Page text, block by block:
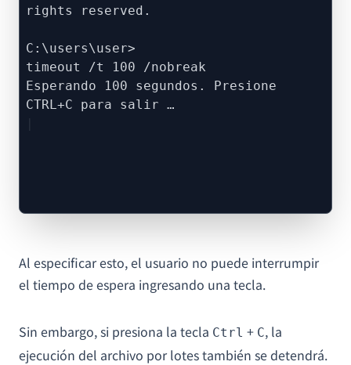
rights reserved.
C:\users\user>
timeout /t 100 /nobreak
Esperando 100 segundos. Presione
CTRL+C para salir …
Al especificar esto, el usuario no puede interrumpir
el tiempo de espera ingresando una tecla.
Sin embargo, si presiona la tecla Ctrl + C, la
ejecución del archivo por lotes también se detendrá.